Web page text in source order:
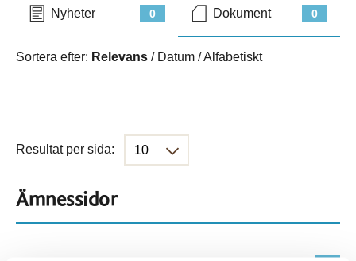
0
Nyheter 0
Dokument
Sortera efter: Relevans / Datum /Alfabetiskt
Resultat per sida:
Ämnessidor